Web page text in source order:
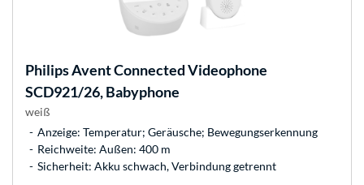
PhilipsAvent Connected Videophone
SCD921/26, Babyphone
weiß
Anzeige: Temperatur; Geräusche; Bewegungserkennung
Reichweite: Außen: 400 m
Sicherheit: Akku schwach, Verbindung getrennt